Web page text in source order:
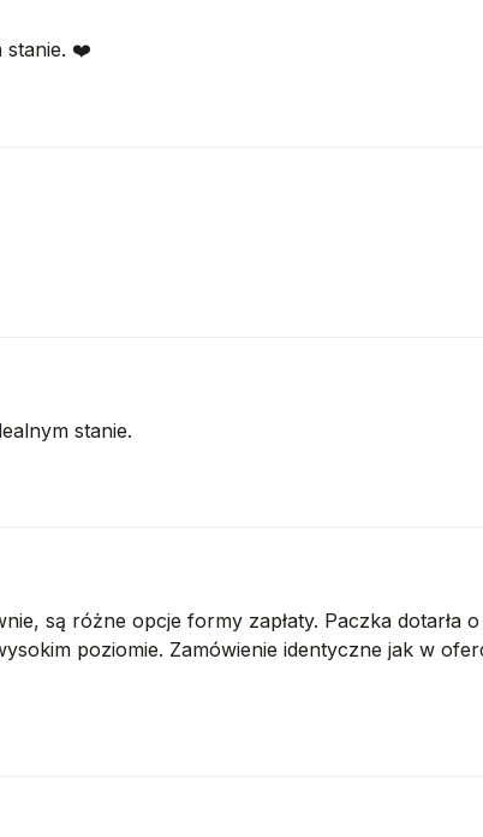
stanie. ❤️
stanie.
są różne opcje formy zapłaty. Paczka dotarła
poziomie. Zamówienie identyczne jak w